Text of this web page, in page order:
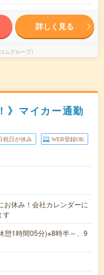
詳しく見る
ムグループ）
》マイカー通勤
祝日が休み WEB登録OK
休み！会社カレンダーに
す
1時間05分)※8時半～、9